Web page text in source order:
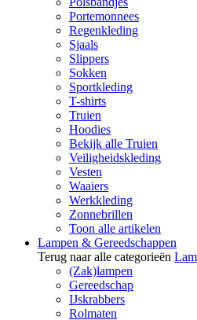
Portemonnees
Regenkleding
Sjaals
Slippers
Sokken
Sportkleding
T-shirts
Truien
Hoodies
Bekijk alle Truien
Veiligheidskleding
Vesten
Waaiers
Werkkleding
Zonnebrillen
Toon alle artikelen
Lampen & Gereedschappen
Terug naar alle categorieën
(Zak)lampen
Gereedschap
IJskrabbers
Rolmaten